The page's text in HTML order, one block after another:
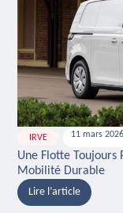
IRVE 11 mars 2026
Une Flotte Toujours
Mobilité Durable
Lire l’article